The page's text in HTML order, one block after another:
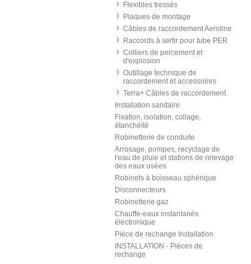
Flexibles tressés
Plaques de montage
Câbles de raccordement Aeroline
Raccords à sertir pour tube PER
Colliers de percement et
d'explosion
Outillage technique de
raccordement et accessoires
Terra+ Câbles de raccordement
Installation sanitaire
Fixation, isolation, collage,
étanchéité
Robinetterie de conduite
Arrosage, pompes, recyclage de
l'eau de pluie et stations de relevage
des eaux usées
Robinets à boisseau sphérique
Disconnecteurs
Robinetterie gaz
Chauffe-eaux instantanés
électronique
Pièce de rechange Installation
INSTALLATION - Pièces de
rechange